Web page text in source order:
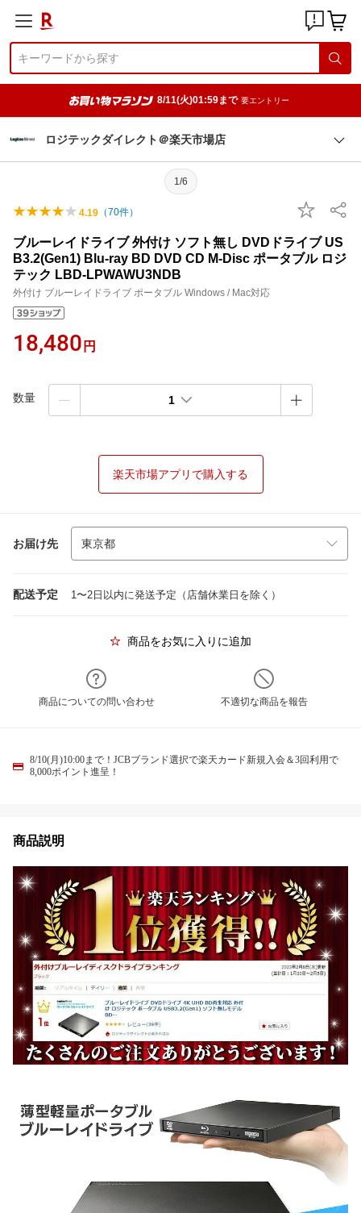
8/11(火)01:59まで 要エントリー
ロジテックダイレクト＠楽天市場店
1/6
4.19 （70件）
ブルーレイドライブ 外付け ソフト無し DVDドライブ US
B3.2(Gen1) Blu-ray BD DVD CD M-Disc ポータブル ロジ
テック LBD-LPWAWU3NDB
外付け ブルーレイドライブ ポータブル Windows / Mac対応
18,480 円
数量 1
楽天市場アプリで購入する
お届け先
配送予定 1〜2日以内に発送予定（店舗休業日を除く）
商品をお気に入りに追加
商品についての問い合わせ 不適切な商品を報告
8/10(月)10:00まで！JCBブランド選択で楽天カード新規入会＆3回利用で
8,000ポイント進呈！
商品説明